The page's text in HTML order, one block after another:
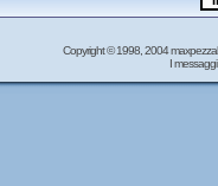
Copyright © 1998, 2004
I